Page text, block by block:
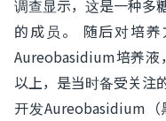
调查显示，这是一种多
的成员。 随后对培
Aureobasidium培养液
以上，是当时备受关注
开发Aureobasidium